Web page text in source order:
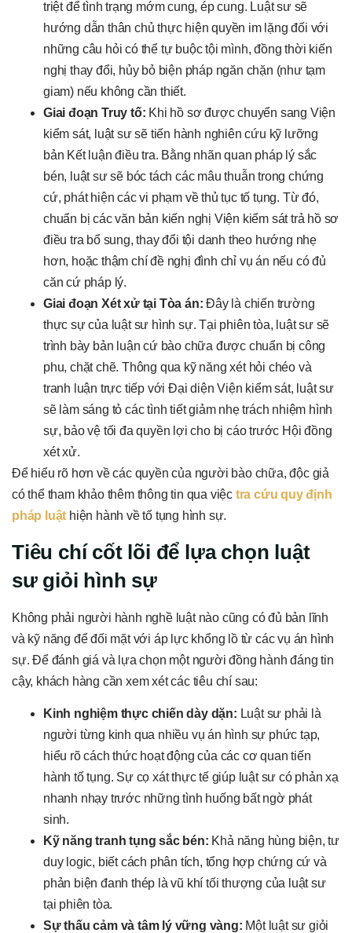
triệt để tình trạng mớm cung, ép cung. Luật sư sẽ
hướng dẫn thân chủ thực hiện quyền im lặng đối với
những câu hỏi có thể tự buộc tội mình, đồng thời kiến
nghị thay đổi, hủy bỏ biện pháp ngăn chặn (như tạm
giam) nếu không cần thiết.
Giai đoạn Truy tố: Khi hồ sơ được chuyển sang Viện
kiểm sát, luật sư sẽ tiến hành nghiên cứu kỹ lưỡng
bản Kết luận điều tra. Bằng nhãn quan pháp lý sắc
bén, luật sư sẽ bóc tách các mâu thuẫn trong chứng
cứ, phát hiện các vi phạm về thủ tục tố tụng. Từ đó,
chuẩn bị các văn bản kiến nghị Viện kiểm sát trả hồ sơ
điều tra bổ sung, thay đổi tội danh theo hướng nhẹ
hơn, hoặc thậm chí đề nghị đình chỉ vụ án nếu có đủ
căn cứ pháp lý.
Giai đoạn Xét xử tại Tòa án: Đây là chiến trường
thực sự của luật sư hình sự. Tại phiên tòa, luật sư sẽ
trình bày bản luận cứ bào chữa được chuẩn bị công
phu, chặt chẽ. Thông qua kỹ năng xét hỏi chéo và
tranh luận trực tiếp với Đại diện Viện kiểm sát, luật sư
sẽ làm sáng tỏ các tình tiết giảm nhẹ trách nhiệm hình
sự, bảo vệ tối đa quyền lợi cho bị cáo trước Hội đồng
xét xử.
Để hiểu rõ hơn về các quyền của người bào chữa, độc giả
có thể tham khảo thêm thông tin qua việc tra cứu quy định
pháp luật hiện hành về tố tụng hình sự.
Tiêu chí cốt lõi để lựa chọn luật
sư giỏi hình sự
Không phải người hành nghề luật nào cũng có đủ bản lĩnh
và kỹ năng để đối mặt với áp lực khổng lồ từ các vụ án hình
sự. Để đánh giá và lựa chọn một người đồng hành đáng tin
cậy, khách hàng cần xem xét các tiêu chí sau:
Kinh nghiệm thực chiến dày dặn: Luật sư phải là
người từng kinh qua nhiều vụ án hình sự phức tạp,
hiểu rõ cách thức hoạt động của các cơ quan tiến
hành tố tụng. Sự cọ xát thực tế giúp luật sư có phản xạ
nhanh nhạy trước những tình huống bất ngờ phát
sinh.
Kỹ năng tranh tụng sắc bén: Khả năng hùng biện, tư
duy logic, biết cách phân tích, tổng hợp chứng cứ và
phản biện đanh thép là vũ khí tối thượng của luật sư
tại phiên tòa.
Sự thấu cảm và tâm lý vững vàng: Một luật sư giỏi